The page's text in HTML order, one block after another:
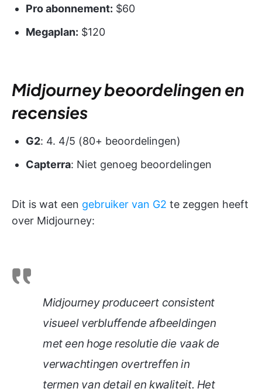
Pro abonnement: $60
Megaplan: $120
Midjourney beoordelingen en
recensies
G2: 4. 4/5 (80+ beoordelingen)
Capterra: Niet genoeg beoordelingen
Dit is wat een gebruiker van G2 te zeggen heeft
over Midjourney:
Midjourney produceert consistent
visueel verbluffende afbeeldingen
met een hoge resolutie die vaak de
verwachtingen overtreffen in
termen van detail en kwaliteit. Het